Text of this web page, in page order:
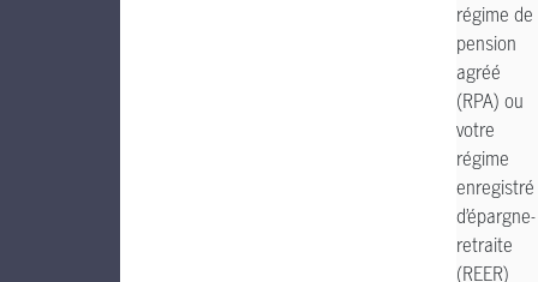
régime de
pension
agréé
(RPA) ou
votre
régime
enregistré
d’épargne-
retraite
(REER)